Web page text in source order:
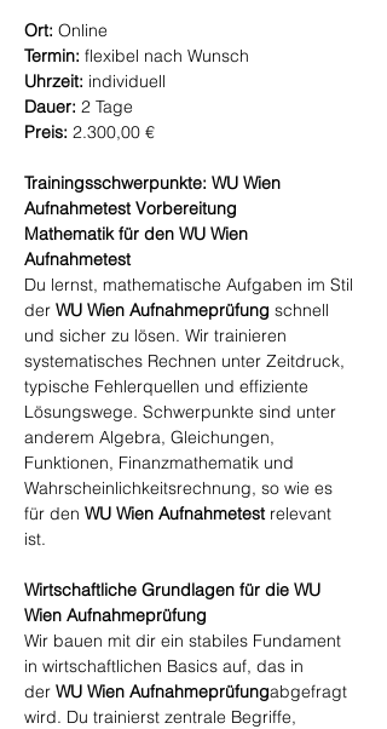
Ort: Online
Termin: flexibel nach Wunsch
Uhrzeit: individuell
Dauer: 2 Tage
Preis: 2.300,00 €
Trainingsschwerpunkte: WU Wien
Aufnahmetest Vorbereitung
Mathematik für den WU Wien
Aufnahmetest
Du lernst, mathematische Aufgaben im Stil
der WU Wien Aufnahmeprüfung schnell
und sicher zu lösen. Wir trainieren
systematisches Rechnen unter Zeitdruck,
typische Fehlerquellen und effiziente
Lösungswege. Schwerpunkte sind unter
anderem Algebra, Gleichungen,
Funktionen, Finanzmathematik und
Wahrscheinlichkeitsrechnung, so wie es
für den WU Wien Aufnahmetest relevant
ist.
Wirtschaftliche Grundlagen für die WU
Wien Aufnahmeprüfung
Wir bauen mit dir ein stabiles Fundament
in wirtschaftlichen Basics auf, das in
der WU Wien Aufnahmeprüfungabgefragt
wird. Du trainierst zentrale Begriffe,